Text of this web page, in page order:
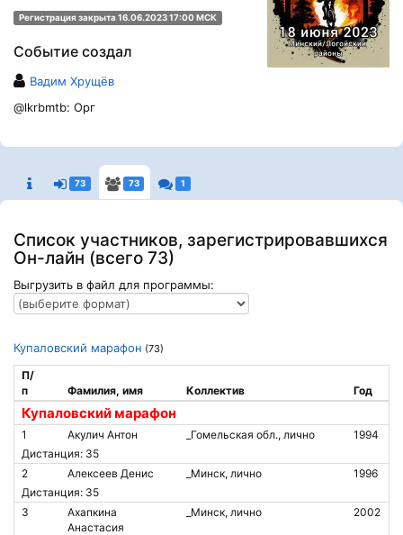
Регистрация закрыта 16.06.2023 17:00 МСК
Событие создал
Вадим Хрущёв
@lkrbmtb: Орг
73 73 1
Список участников, зарегистрировавшихся
Он-лайн (всего 73)
Выгрузить в файл для программы:
Купаловский марафон (73)
Купаловский марафон
П/
п
Фамилия, имя Коллектив Год
1 Акулич Антон _Гомельская обл., лично
1994
Дистанция: 35
2
Алексеев Денис _Минск, лично
1996
Дистанция: 35
3
Ахапкина
Анастасия
_Минск, лично 2002